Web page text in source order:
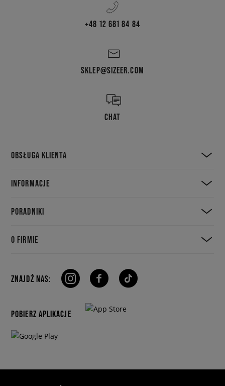
+48 12 681 84 84
SKLEP@SIZEER.COM
CHAT
OBSŁUGA KLIENTA
INFORMACJE
PORADNIKI
O FIRMIE
ZNAJDŹ NAS:
POBIERZ APLIKACJE